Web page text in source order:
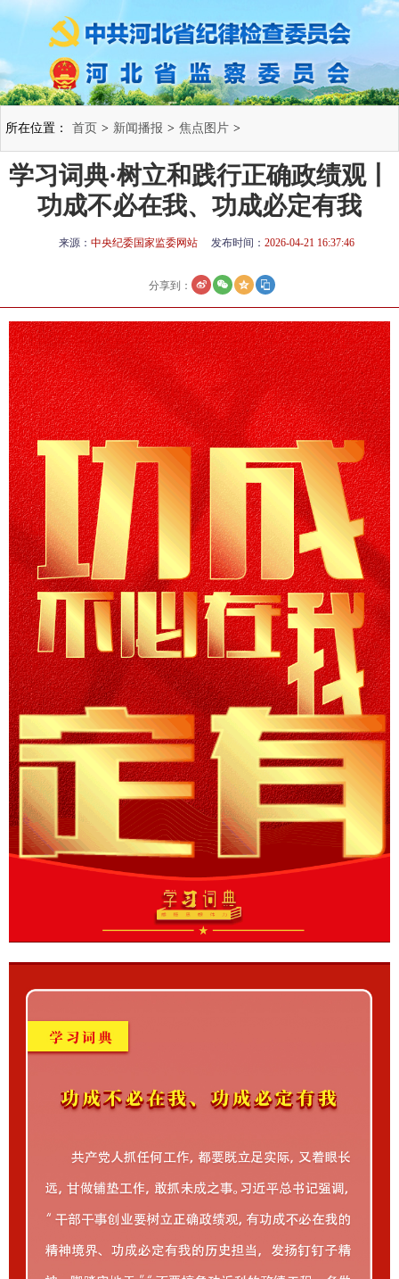
所在位置： 首页 > 新闻播报 > 焦点图片 >
学习词典·树立和践行正确政绩观丨
功成不必在我、功成必定有我
来源： 中央纪委国家监委网站 发布时间： 2026-04-21 16:37:46
分享到：